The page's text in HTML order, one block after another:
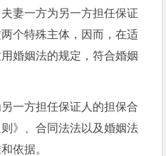
妻一方为另一方担任保证
个特殊主体，因而，在适
婚姻法的规定，符合婚姻
一方担任保证人的担保合
》、合同法法以及婚姻法
依据。